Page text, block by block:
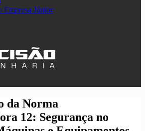
Empresa Júnior
da Norma
12: Segurança no